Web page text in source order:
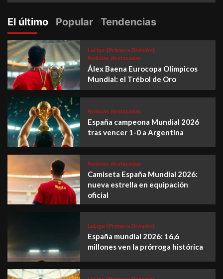
El último Popular Tendencias
LaLiga (Primera División)
Noticias destacadas
Álex Baena Eurocopa Olímpicos
Mundial: el Trébol de Oro
Noticias destacadas
España campeona Mundial 2026
tras vencer 1-0 a Argentina
Noticias destacadas
Camiseta España Mundial 2026:
nueva estrella en equipación
oficial
LaLiga (Primera División)
España mundial 2026: 16,6
millones ven la prórroga histórica